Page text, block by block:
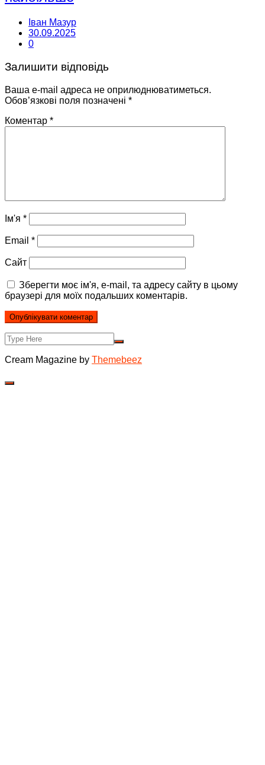
Іван Мазур
30.09.2025
0
Залишити відповідь
Ваша e-mail адреса не оприлюднюватиметься.
Обов’язкові поля позначені *
Коментар *
Ім'я *
Email *
Сайт
Зберегти моє ім'я, e-mail, та адресу сайту в цьому
браузері для моїх подальших коментарів.
Cream Magazine by Themebeez